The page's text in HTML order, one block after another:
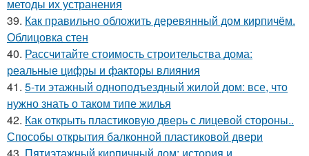
методы их устранения
39. Как правильно обложить деревянный дом кирпичём.
Облицовка стен
40. Рассчитайте стоимость строительства дома:
реальные цифры и факторы влияния
41. 5-ти этажный одноподъездный жилой дом: все, что
нужно знать о таком типе жилья
42. Как открыть пластиковую дверь с лицевой стороны..
Способы открытия балконной пластиковой двери